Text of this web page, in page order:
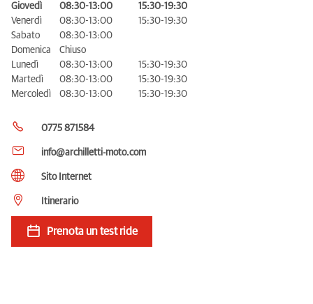
Giovedì 08:30-13:00
15:30-19:30
Venerdì
08:30-13:00
15:30-19:30
Sabato
08:30-13:00
Domenica
Chiuso
Lunedì
08:30-13:00
15:30-19:30
Martedì
08:30-13:00
15:30-19:30
Mercoledì
08:30-13:00 15:30-19:30
0775 871584
info@archilletti-moto.com
Sito Internet
Itinerario
Prenota un test ride